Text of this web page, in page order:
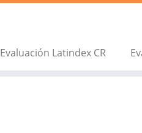
Evaluación Latindex CR